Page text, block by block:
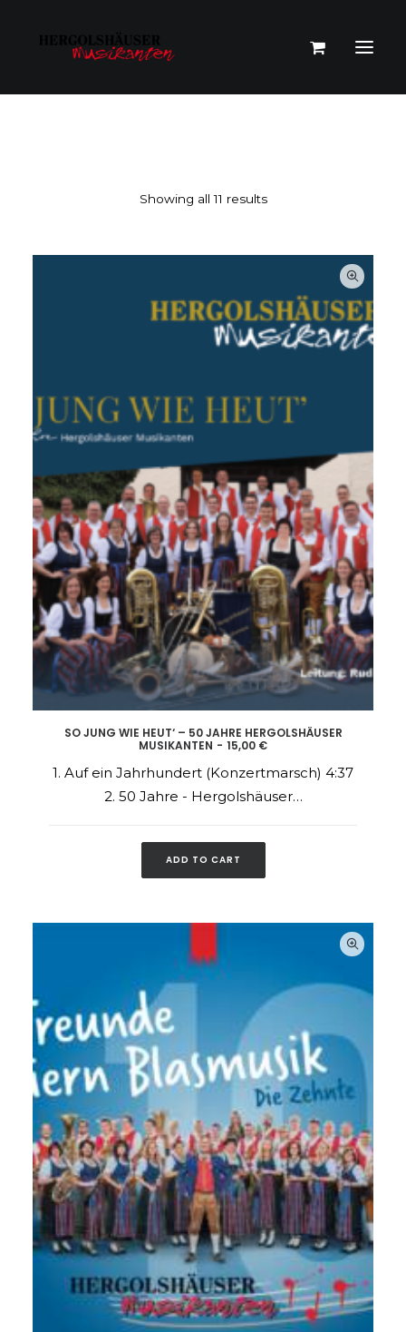
Showing all 11 results
ADD TO CART
SO JUNG WIE HEUT‘ – 50 JAHRE HERGOLSHÄUSER
MUSIKANTEN
15,00 €
1. Auf ein Jahrhundert (Konzertmarsch) 4:37
2. 50 Jahre - Hergolshäuser…
ADD TO CART